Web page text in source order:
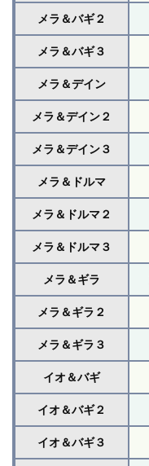
メラ＆バギ２
メラ＆バギ３
メラ＆デイン
メラ＆デイン２
メラ＆デイン３
メラ＆ドルマ
メラ＆ドルマ２
メラ＆ドルマ３
メラ＆ギラ
メラ＆ギラ２
メラ＆ギラ３
イオ＆バギ
イオ＆バギ２
イオ＆バギ３